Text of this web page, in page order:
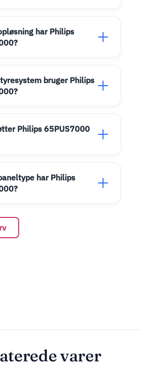
har Philips
bruger Philips
Philips 65PUS7000
har Philips
varer